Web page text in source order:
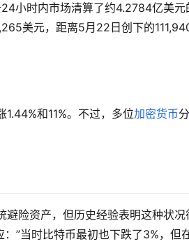
小时内市场清算了约4.2784亿美元
美元，距离5月22日创下的
和11%。不过，多位加密货币
险资产，但历史经验表明这种状况
”当时比特币最初也下跌了3%，但